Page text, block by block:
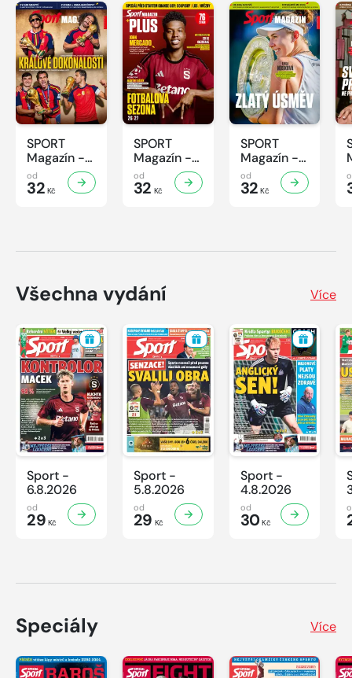
SPORT
Magazín -
31/2026
od
32 Kč
SPORT
Magazín -
30/2026
od
32 Kč
SPORT
Magazín -
29/2026
od
32 Kč
Všechna vydání Více
Sport -
6.8.2026
od
29 Kč
Sport -
5.8.2026
od
29 Kč
Sport -
4.8.2026
od
30Kč
Speciály Více